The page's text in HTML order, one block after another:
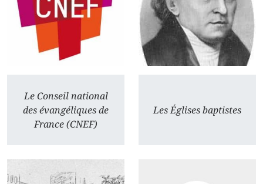
Le Conseil national
des évangéliques de
France (CNEF)
Les Églises baptistes